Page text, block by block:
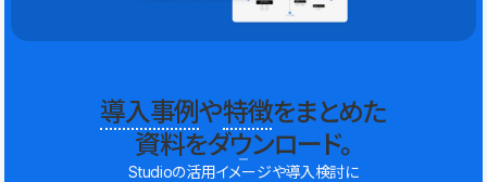
導入事例や特徴をまとめた
資料をダウンロード。
Studioの活用イメージや導入検討に